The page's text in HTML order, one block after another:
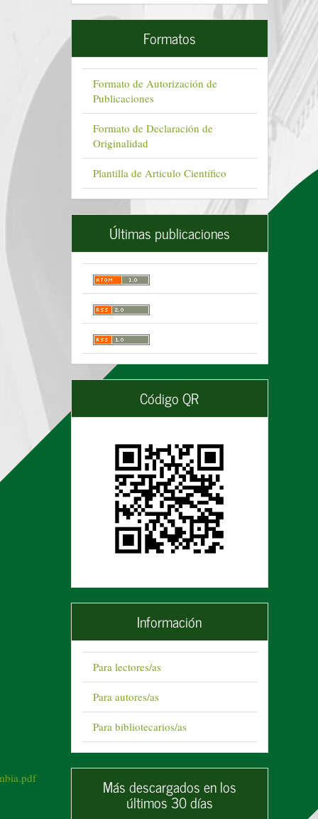
Formatos
Formato de Autorización de
Publicaciones
Formato de Declaración de
Originalidad
Plantilla de Articulo Científico
Últimas publicaciones
Código QR
Información
Para lectores/as
Para autores/as
Para bibliotecarios/as
Más descargados en los
últimos 30 días